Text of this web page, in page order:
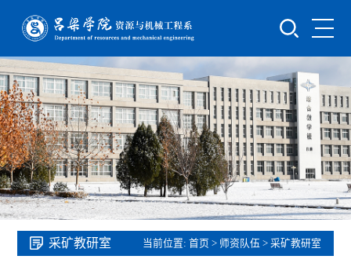
采矿教研室 当前位置: 首页 > 师资队伍 > 采矿教研室